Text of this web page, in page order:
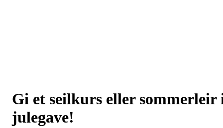
Gi et seilkurs eller sommerleir
julegave!